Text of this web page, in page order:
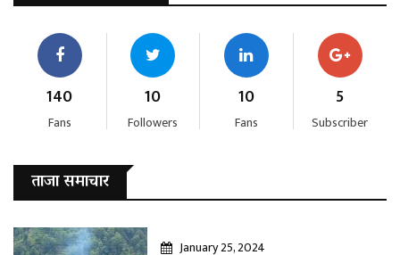
140
Fans
10
Followers
10
Fans
5
Subscriber
ताजा समाचार
January 25, 2024